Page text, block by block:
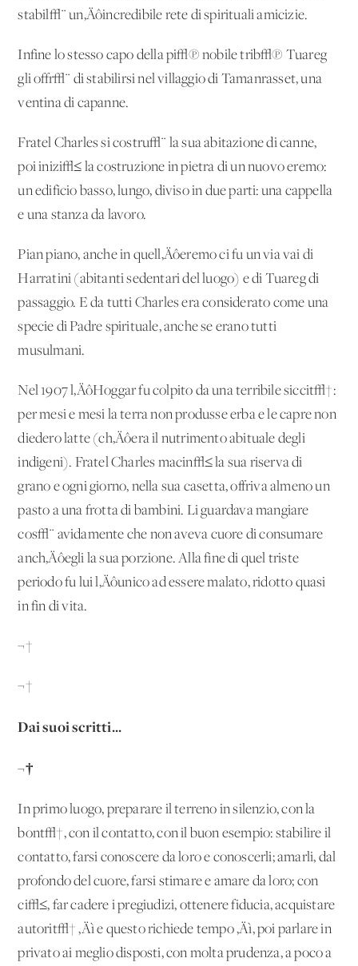
stabil√¨ un‚Äôincredibile rete di spirituali amicizie.
Infine lo stesso capo della pi√π nobile trib√π Tuareg
gli offr√¨ di stabilirsi nel villaggio di Tamanrasset, una
ventina di capanne.
Fratel Charles si costru√¨ la sua abitazione di canne,
poi inizi√≤ la costruzione in pietra di un nuovo eremo:
un edificio basso, lungo, diviso in due parti: una cappella
e una stanza da lavoro.
Pian piano, anche in quell‚Äôeremo ci fu un via vai di
Harratini (abitanti sedentari del luogo) e di Tuareg di
passaggio. E da tutti Charles era considerato come una
specie di Padre spirituale, anche se erano tutti
musulmani.
Nel 1907 l‚ÄôHoggar fu colpito da una terribile siccit√†:
per mesi e mesi la terra non produsse erba e le capre non
diedero latte (ch‚Äôera il nutrimento abituale degli
indigeni). Fratel Charles macin√≤ la sua riserva di
grano e ogni giorno, nella sua casetta, offriva almeno un
pasto a una frotta di bambini. Li guardava mangiare
cos√¨ avidamente che non aveva cuore di consumare
anch‚Äôegli la sua porzione. Alla fine di quel triste
periodo fu lui l‚Äôunico ad essere malato, ridotto quasi
in fin di vita.
¬†
¬†
Dai suoi scritti...
¬†
In primo luogo, preparare il terreno in silenzio, con la
bont√†, con il contatto, con il buon esempio: stabilire il
contatto, farsi conoscere da loro e conoscerli; amarli, dal
profondo del cuore, farsi stimare e amare da loro; con
ci√≤, far cadere i pregiudizi, ottenere fiducia, acquistare
autorit√† ‚Äì e questo richiede tempo ‚Äì, poi parlare in
privato ai meglio disposti, con molta prudenza, a poco a